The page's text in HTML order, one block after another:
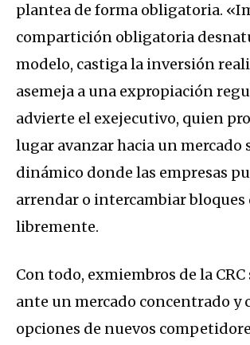
plantea de forma obligatoria.
compartición obligatoria
modelo, castiga la inversión
asemeja a una expropiación
advierte el exejecutivo, quien
lugar avanzar hacia un mercado
dinámico donde las empresas
arrendar o intercambiar bloques
libremente.
Con todo, exmiembros de la
ante un mercado concentrado y
opciones de nuevos